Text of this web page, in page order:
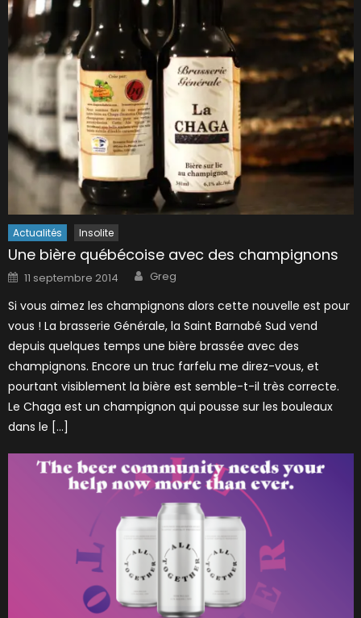
Actualités Insolite
Une bière québécoise avec des champignons
Posted
on
11 septembre 2014 Author
Greg
Si vous aimez les champignons alors cette nouvelle est pour
vous ! La brasserie Générale, la Saint Barnabé Sud vend
depuis quelques temps une bière brassée avec des
champignons. Encore un truc farfelu me direz-vous, et
pourtant visiblement la bière est semble-t-il très correcte.
Le Chaga est un champignon qui pousse sur les bouleaux
dans le […]